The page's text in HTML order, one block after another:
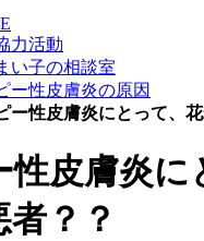
力活動
い子の相談室
ー性皮膚炎の原因
ー性皮膚炎にとって、
皮膚炎に
？？